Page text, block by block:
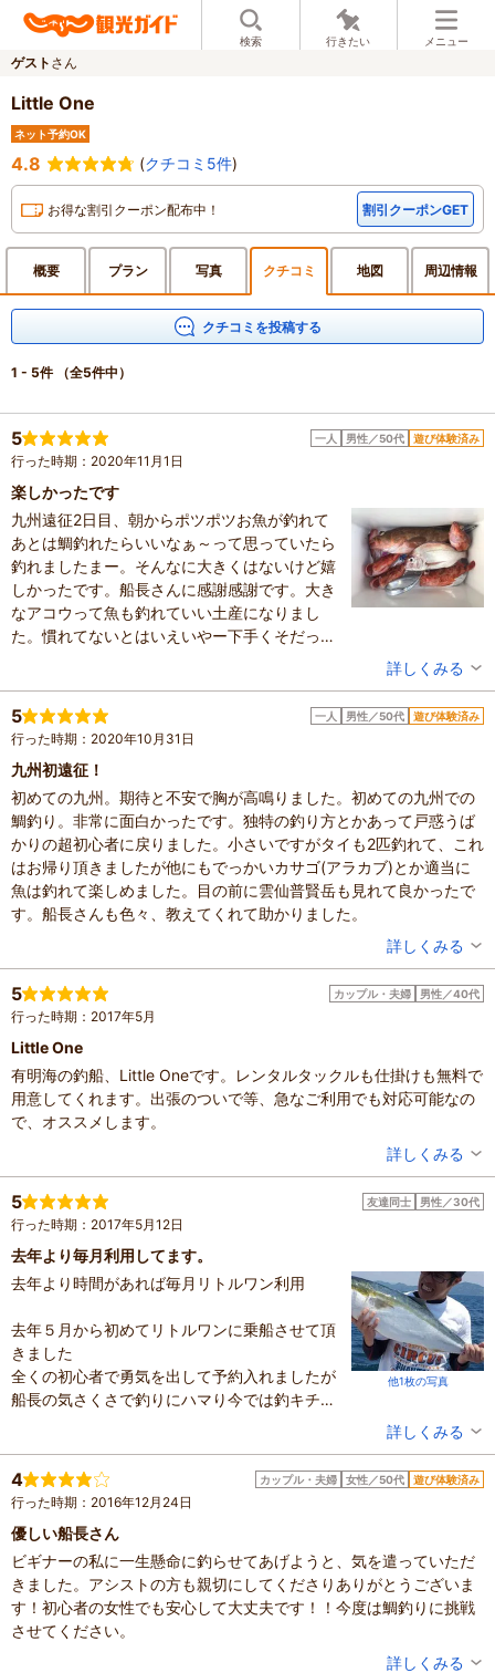
検索 行きたい メニュー
ゲスト さん
Little One
ネット予約OK
4.8 (クチコミ5件)
お得な割引クーポン配布中！ 割引クーポンGET
概要 プラン 写真 クチコミ 地図 周辺情報
クチコミを投稿する
1 - 5件 （全5件中）
5 一人 男性／50代 遊び体験済み
行った時期：2020年11月1日
楽しかったです
九州遠征2日目、朝からポツポツお魚が釣れて
あとは鯛釣れたらいいなぁ～って思っていたら
釣れましたまー。そんなに大きくはないけど嬉
しかったです。船長さんに感謝感謝です。大き
なアコウって魚も釣れていい土産になりまし
た。慣れてないとはいえいやー下手くそだった
願いしますねー。
滞在時間：3時間以上
設備の有無：駐車場
投稿日：2020年11月3日
詳しくみる
5 一人 男性／50代 遊び体験済み
行った時期：2020年10月31日
九州初遠征！
初めての九州。期待と不安で胸が高鳴りました。初めての九州での
鯛釣り。非常に面白かったです。独特の釣り方とかあって戸惑うば
かりの超初心者に戻りました。小さいですがタイも2匹釣れて、これ
はお帰り頂きましたが他にもでっかいカサゴ(アラカブ)とか適当に
魚は釣れて楽しめました。目の前に雲仙普賢岳も見れて良かったで
す。船長さんも色々、教えてくれて助かりました。
滞在時間：3時間以上
設備の有無：駐車場
投稿日：2020年11月2日
詳しくみる
5 カップル・夫婦 男性／40代
行った時期：2017年5月
Little One
有明海の釣船、Little Oneです。レンタルタックルも仕掛けも無料で
用意してくれます。出張のついで等、急なご利用でも対応可能なの
で、オススメします。
詳しくみる
5 友達同士 男性／30代
行った時期：2017年5月12日
去年より毎月利用してます。
他1枚の写真
去年より時間があれば毎月リトルワン利用
去年５月から初めてリトルワンに乗船させて頂
きました
全くの初心者で勇気を出して予約入れましたが
船長の気さくさで釣りにハマり今では釣キチで
イスやレクチャーで
全く問題がなく次回も利用させてもらおうと思
ったのを覚えています。
女性の友達同士の初心者なのかなと思われる
方々と乗り合いになる事も多く
船長が初心者の方でも気さくにレクチャーして
頂けるからなのかなと感じます。
滞在時間：3時間以上
設備の有無：駐車場、トイレ、休憩所
投稿日：2017年5月30日
詳しくみる
4 カップル・夫婦 女性／50代 遊び体験済み
行った時期：2016年12月24日
優しい船長さん
ビギナーの私に一生懸命に釣らせてあげようと、気を遣っていただ
きました。アシストの方も親切にしてくださりありがとうございま
す！初心者の女性でも安心して大丈夫です！！今度は鯛釣りに挑戦
させてください。
詳しくみる